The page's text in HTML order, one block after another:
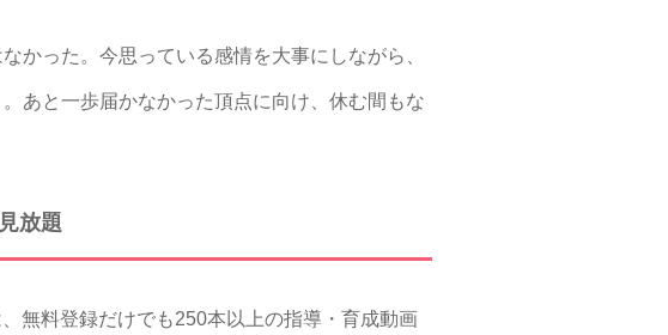
かった。今思っている感情を大事にしながら、
あと一歩届かなかった頂点に向け、休む間もな
放題
無料登録だけでも250本以上の指導・育成動画